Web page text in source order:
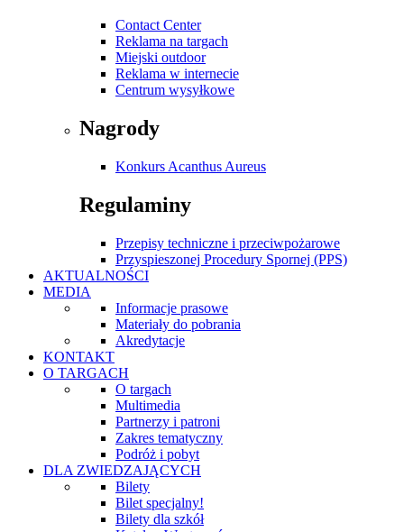
Contact Center
Reklama na targach
Miejski outdoor
Reklama w internecie
Centrum wysyłkowe
Nagrody
Konkurs Acanthus Aureus
Regulaminy
Przepisy techniczne i przeciwpożarowe
Przyspieszonej Procedury Spornej (PPS)
AKTUALNOŚCI
MEDIA
Informacje prasowe
Materiały do pobrania
Akredytacje
KONTAKT
O TARGACH
O targach
Multimedia
Partnerzy i patroni
Zakres tematyczny
Podróż i pobyt
DLA ZWIEDZAJĄCYCH
Bilety
Bilet specjalny!
Bilety dla szkół